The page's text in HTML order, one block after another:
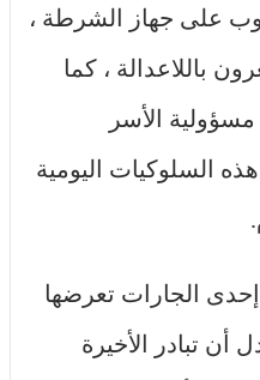
على جهاز الشرطة ،
باللاعدالة ، كما
الأسر
السلوكيات اليومية
الجارات تعرضها
أن تبادر الأخيرة